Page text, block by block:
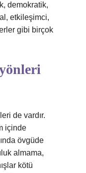
demokratik,
etkileşimci,
gibi birçok
de vardır.
içinde
övgüde
almama,
kötü